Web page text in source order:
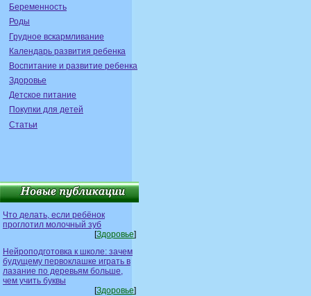
Беременность
Роды
Грудное вскармливание
Календарь развития ребенка
Воспитание и развитие ребенка
Здоровье
Детское питание
Покупки для детей
Статьи
Что делать, если ребёнок
проглотил молочный зуб
[Здоровье]
Нейроподготовка к школе: зачем
будущему первоклашке играть в
лазание по деревьям больше,
чем учить буквы
[Здоровье]